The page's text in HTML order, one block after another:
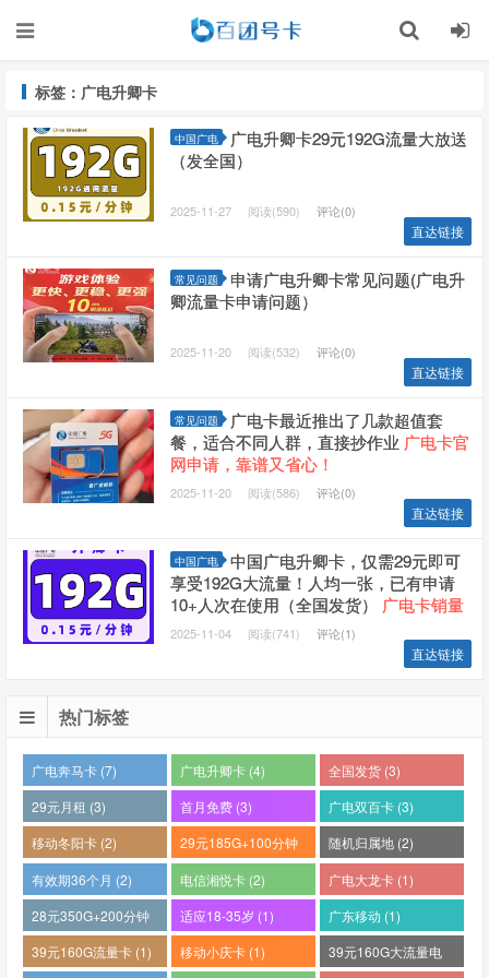
标签：广电升卿卡
中国广电
广电升卿卡29元192G流量大放送
（发全国）
2025-11-27 阅读(590) 评论(0)
直达链接
常见问题
申请广电升卿卡常见问题(广电升
卿流量卡申请问题）
2025-11-20 阅读(532) 评论(0)
直达链接
常见问题
广电卡最近推出了几款超值套
餐，适合不同人群，直接抄作业 广电卡官
网申请，靠谱又省心！
2025-11-20 阅读(586) 评论(0)
直达链接
中国广电
中国广电升卿卡，仅需29元即可
享受192G大流量！人均一张，已有申请
10+人次在使用（全国发货） 广电卡销量
NO:1大流量卡，广电最稳定的卡
2025-11-04 阅读(741) 评论(1)
直达链接
热门标签
广电奔马卡 (7) 广电升卿卡 (4)
全国发货 (3)
29元月租 (3)
首月免费 (3)
广电双百卡 (3)
移动冬阳卡 (2)
29元185G+100分钟
(2)
随机归属地 (2)
有效期36个月 (2)
电信湘悦卡 (2)
广电大龙卡 (1)
28元350G+200分钟
(1)
适应18-35岁 (1)
广东移动 (1)
39元160G流量卡 (1)
移动小庆卡 (1)
39元160G大流量电